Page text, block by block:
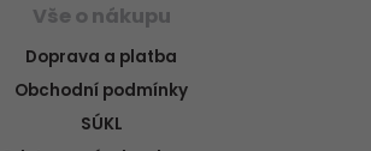
Vše o nákupu
Doprava a platba
Obchodní podmínky
SÚKL